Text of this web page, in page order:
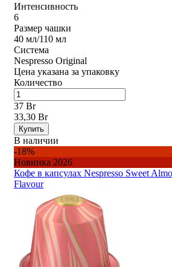
Интенсивность
6
Размер чашки
40 мл/110 мл
Система
Nespresso Original
Цена указана за упаковку
Количество
37 Br
33,30 Br
Купить
В наличии
-18%
Новинка 2026
Кофе в капсулах Nespresso Sweet
Flavour